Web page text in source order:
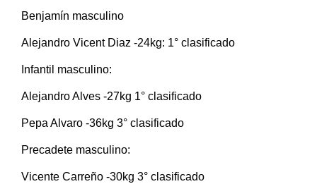
Benjamín masculino
Alejandro Vicent Diaz -24kg: 1° clasificado
Infantil masculino:
Alejandro Alves -27kg 1° clasificado
Pepa Alvaro -36kg 3° clasificado
Precadete masculino:
Vicente Carreño -30kg 3° clasificado